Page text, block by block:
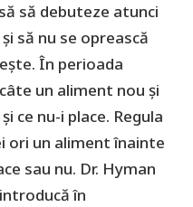
să debuteze atunci
să nu se oprească
În perioada
un aliment nou și
ce nu-i place. Regula
ori un aliment înainte
sau nu. Dr. Hyman
în